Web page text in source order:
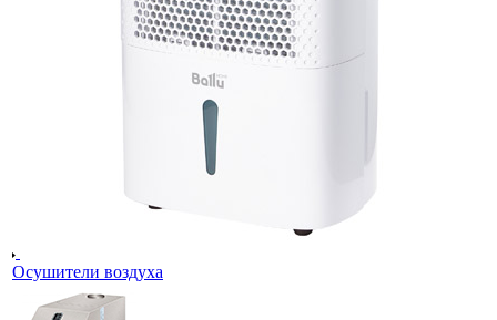
Осушители воздуха